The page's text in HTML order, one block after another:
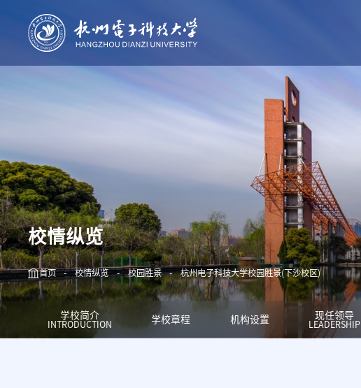
机构设置
现任领导
历任领导
校史沿革
校园胜景
校标规范
科学研究
科技概况
杭电学报
校情纵览
首页 - 校情纵览 - 校园胜景 - 杭州电子科技大学校园胜景(下沙校区)
学校简介
INTRODUCTION 学校章程 机构设置 现任领导
LEADERSHIP